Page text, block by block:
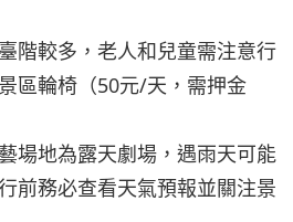
階較多，老人和兒童需注意行
區輪椅（50元/天，需押金
場地為露天劇場，遇雨天可能
前務必查看天氣預報並關注景